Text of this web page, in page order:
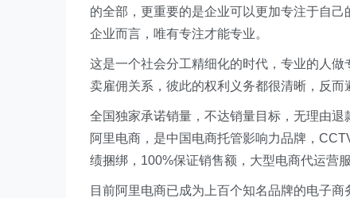
的全部，更重要的是企业可以更加专注于自
企业而言，唯有专注才能专业。
这是一个社会分工精细化的时代，专业的人
卖雇佣关系，彼此的权利义务都很清晰，反而
全国独家承诺销量，不达销量目标，无理由退
阿里电商，是中国电商托管影响力品牌，
绩捆绑，100%保证销售额，大型电商代运营服
目前阿里电商已成为上百个知名品牌的电子